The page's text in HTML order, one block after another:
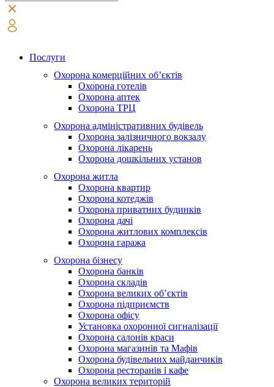
Послуги
Охорона комерційних об’єктів
Охорона готелів
Охорона аптек
Охорона ТРЦ
Охорона адміністративних будівель
Охорона залізничного вокзалу
Охорона лікарень
Охорона дошкільних установ
Охорона житла
Охорона квартир
Охорона котеджів
Охорона приватних будинків
Охорона дачі
Охорона житлових комплексів
Охорона гаража
Охорона бізнесу
Охорона банків
Охорона складів
Охорона великих об’єктів
Охорона підприємств
Охорона офісу
Установка охоронної сигналізації
Охорона салонів краси
Охорона магазинів та Мафів
Охорона будівельних майданчиків
Охорона ресторанів і кафе
Охорона великих територій